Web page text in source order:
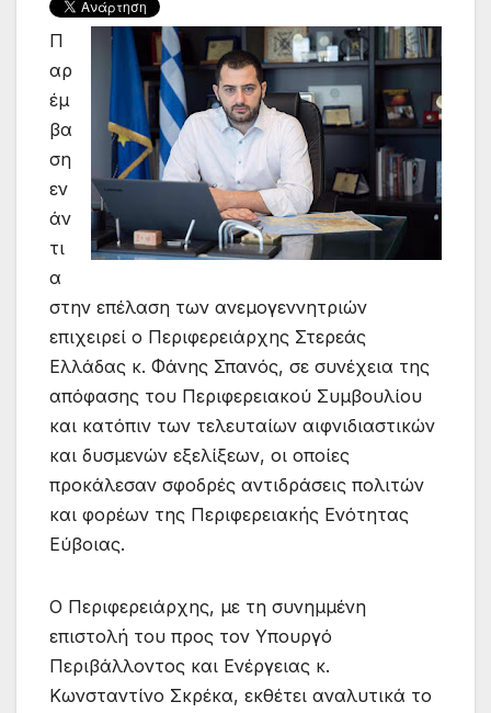
Π
αρ
έμ
βα
ση
εν
άν
τι
α
στην επέλαση των ανεμογεννητριών
επιχειρεί ο Περιφερειάρχης Στερεάς
Ελλάδας κ. Φάνης Σπανός, σε συνέχεια της
απόφασης του Περιφερειακού Συμβουλίου
και κατόπιν των τελευταίων αιφνιδιαστικών
και δυσμενών εξελίξεων, οι οποίες
προκάλεσαν σφοδρές αντιδράσεις πολιτών
και φορέων της Περιφερειακής Ενότητας
Εύβοιας.
Ο Περιφερειάρχης, με τη συνημμένη
επιστολή του προς τον Υπουργό
Περιβάλλοντος και Ενέργειας κ.
Κωνσταντίνο Σκρέκα, εκθέτει αναλυτικά το